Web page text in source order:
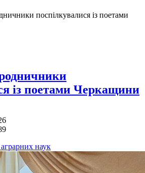
поспілкувалися із поетами
із поетами Черкащини
наук